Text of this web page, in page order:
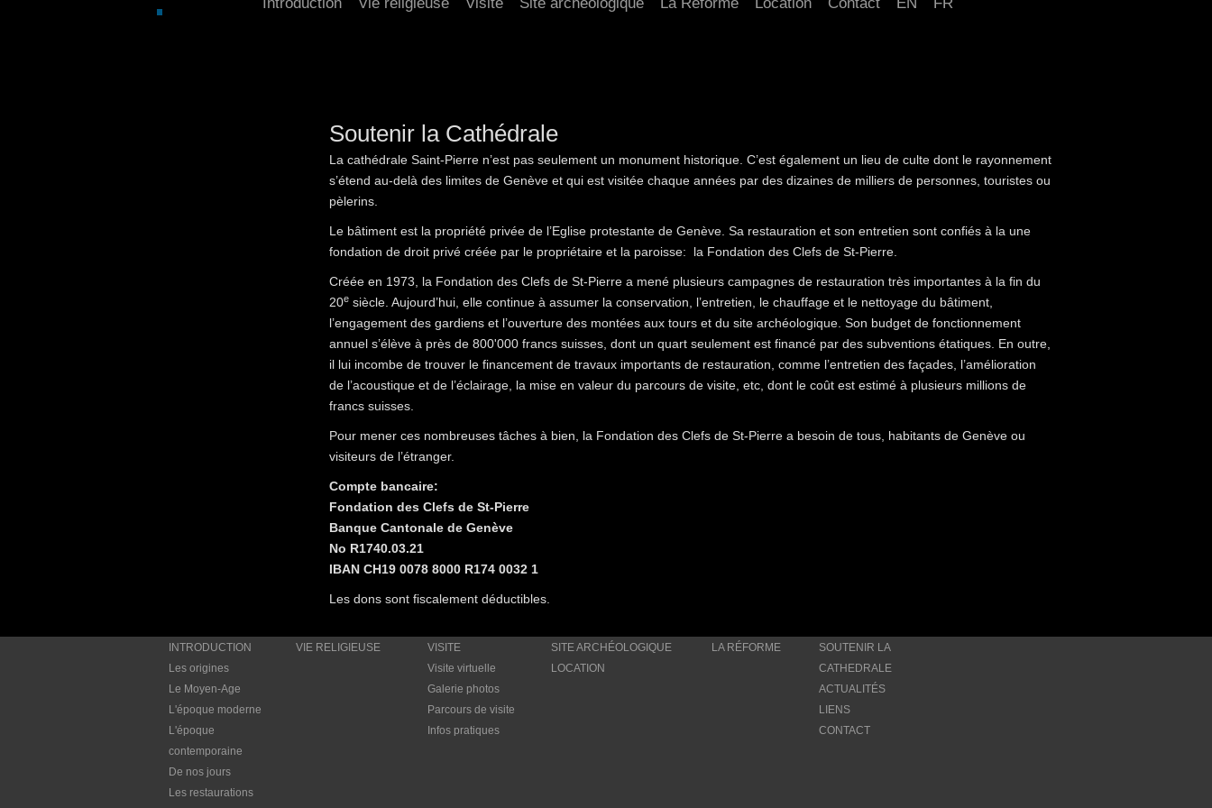
Soutenir la Cathédrale
La cathédrale Saint-Pierre n’est pas seulement un monument historique. C’est également un lieu de culte dont le rayonnement
s’étend au-delà des limites de Genève et qui est visitée chaque années par des dizaines de milliers de personnes, touristes ou
pèlerins.
Le bâtiment est la propriété privée de l’Eglise protestante de Genève. Sa restauration et son entretien sont confiés à la une
fondation de droit privé créée par le propriétaire et la paroisse: la Fondation des Clefs de St-Pierre.
Créée en 1973, la Fondation des Clefs de St-Pierre a mené plusieurs campagnes de restauration très importantes à la fin du
20e siècle. Aujourd’hui, elle continue à assumer la conservation, l’entretien, le chauffage et le nettoyage du bâtiment,
l’engagement des gardiens et l’ouverture des montées aux tours et du site archéologique. Son budget de fonctionnement
annuel s’élève à près de 800'000 francs suisses, dont un quart seulement est financé par des subventions étatiques. En outre,
il lui incombe de trouver le financement de travaux importants de restauration, comme l’entretien des façades, l’amélioration
de l’acoustique et de l’éclairage, la mise en valeur du parcours de visite, etc, dont le coût est estimé à plusieurs millions de
francs suisses.
Pour mener ces nombreuses tâches à bien, la Fondation des Clefs de St-Pierre a besoin de tous, habitants de Genève ou
visiteurs de l’étranger.
Compte bancaire:
Fondation des Clefs de St-Pierre
Banque Cantonale de Genève
No R1740.03.21
IBAN CH19 0078 8000 R174 0032 1
Les dons sont fiscalement déductibles.
INTRODUCTION
Les origines
Le Moyen-Age
L'époque moderne
L'époque
contemporaine
De nos jours
Les restaurations
VIE RELIGIEUSE
VISITE
Visite virtuelle
Galerie photos
Parcours de visite
Infos pratiques
SITE ARCHÉOLOGIQUE
LOCATION
LA RÉFORME
SOUTENIR LA
CATHEDRALE
ACTUALITÉS
LIENS
CONTACT